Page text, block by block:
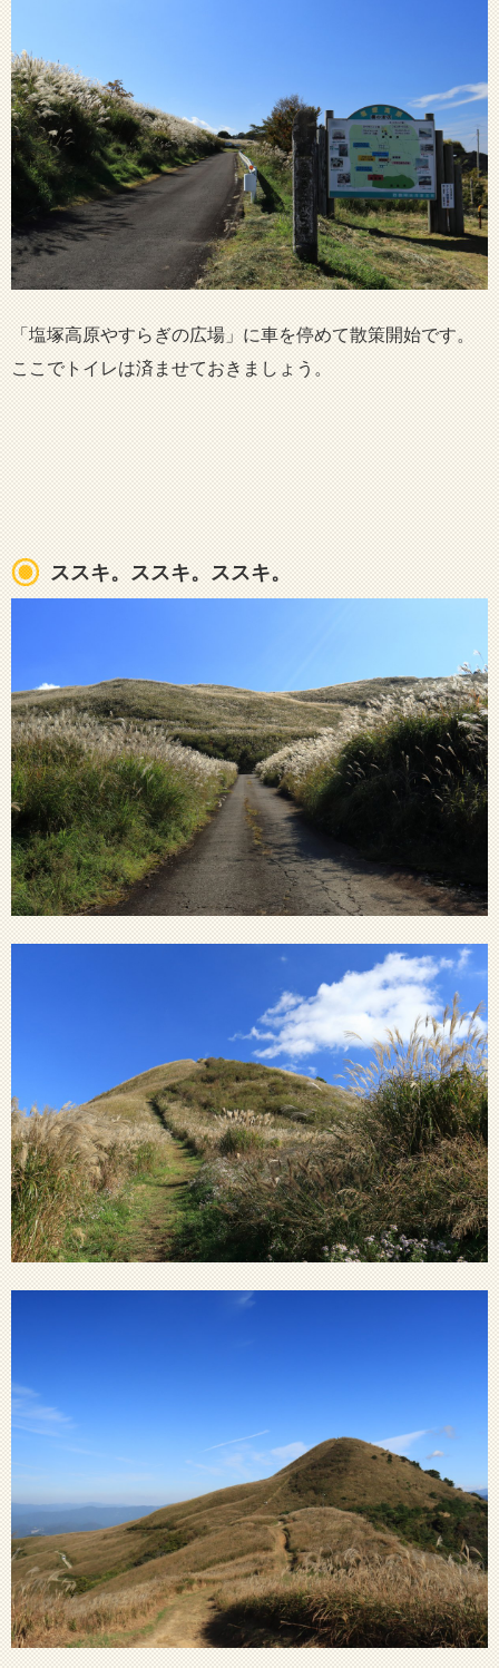
「塩塚高原やすらぎの広場」に車を停めて散策開始です。
ここでトイレは済ませておきましょう。
ススキ。ススキ。ススキ。